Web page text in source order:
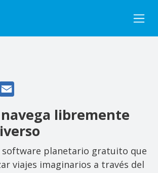
WhatsApp
libremente
software planetario gratuito que
viajes imaginarios a través del